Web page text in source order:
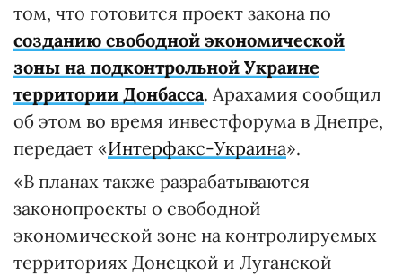
том, что готовится проект закона по
созданию свободной экономической
зоны на подконтрольной Украине
территории Донбасса. Арахамия сообщил
об этом во время инвестфорума в Днепре,
передает «Интерфакс-Украина».
«В планах также разрабатываются
законопроекты о свободной
экономической зоне на контролируемых
территориях Донецкой и Луганской